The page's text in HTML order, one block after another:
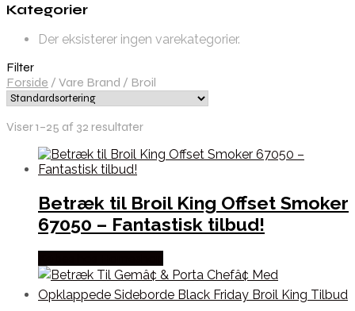
Kategorier
Der eksisterer ingen varekategorier.
Filter
Forside / Vare Brand / Broil
Viser 1–25 af 32 resultater
Betræk til Broil King Offset Smoker
67050 – Fantastisk tilbud!